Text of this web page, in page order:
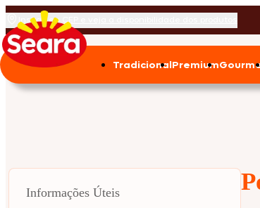
Insira seu CEP e veja a disponibilidade dos produtos
TradicionalPremium
Informações Úteis